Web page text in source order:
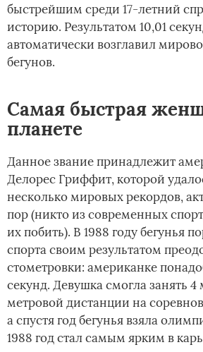
быстрейшим среди 17-летний
историю. Результатом 10,01
автоматически возглавил
бегунов.
Самая быстрая
планете
Данное звание принадлежит
Делорес Гриффит, которой
несколько мировых рекордов,
пор (никто из современных
их побить). В 1988 году бегунья
спорта своим результатом
стометровки: американке
секунд. Девушка смогла занять
метровой дистанции на
а спустя год бегунья взяла
1988 год стал самым ярким в